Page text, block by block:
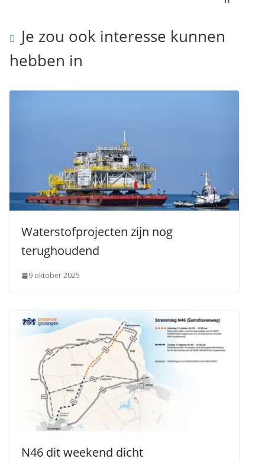
Je zou ook interesse kunnen
hebben in
Waterstofprojecten zijn nog
terughoudend
9 oktober 2025
N46 dit weekend dicht